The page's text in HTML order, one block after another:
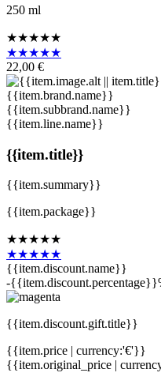
250 ml
★★★★★
★★★★★
22,00 €
{{item.brand.name}}
{{item.subbrand.name}}
{{item.line.name}}
{{item.title}}
{{item.summary}}
{{item.package}}
★★★★★
★★★★★
{{item.discount.name}}
-
{{item.discount.gift.title}}
{{item.price | currency:'€'}}
{{item.original_price |